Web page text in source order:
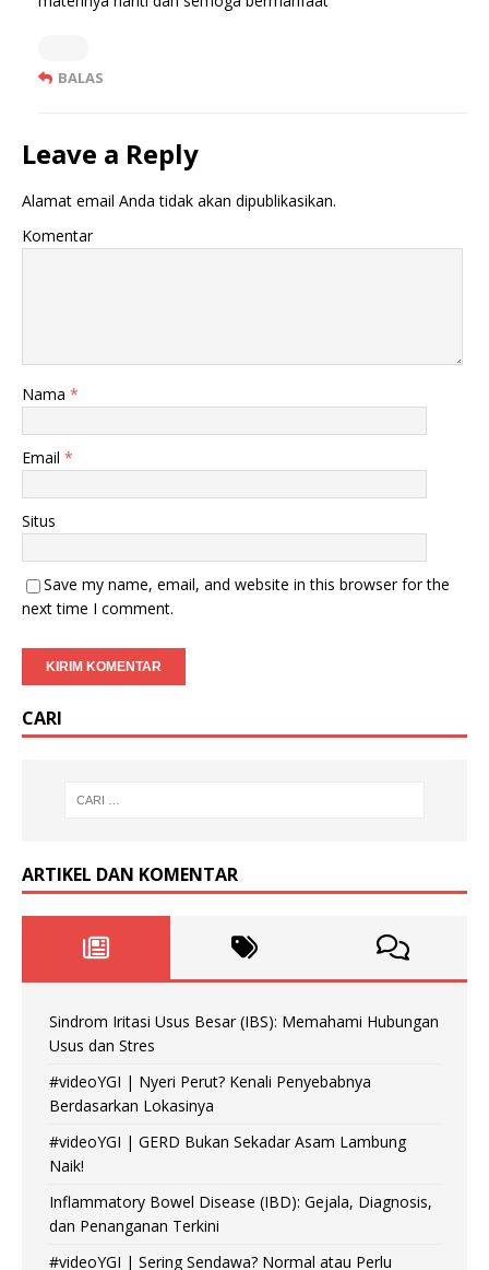
BALAS
Leave a Reply
Alamat email Anda tidak akan dipublikasikan.
Komentar
Nama *
Email *
Situs
Save my name, email, and website in this browser for the
next time I comment.
CARI
ARTIKEL DAN KOMENTAR
Sindrom Iritasi Usus Besar (IBS): Memahami Hubungan
Usus dan Stres
#videoYGI | Nyeri Perut? Kenali Penyebabnya
Berdasarkan Lokasinya
#videoYGI | GERD Bukan Sekadar Asam Lambung
Naik!
Inflammatory Bowel Disease (IBD): Gejala, Diagnosis,
dan Penanganan Terkini
#videoYGI | Sering Sendawa? Normal atau Perlu